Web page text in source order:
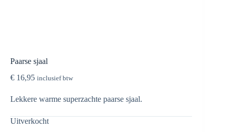
Paarse sjaal
€ 16,95 inclusief btw
Lekkere warme superzachte paarse sjaal.
Uitverkocht